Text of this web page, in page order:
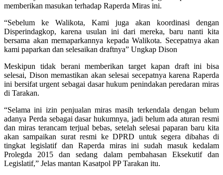
memberikan masukan terhadap Raperda Miras ini.
“Sebelum ke Walikota, Kami juga akan koordinasi dengan
Disperindagkop, karena usulan ini dari mereka, baru nanti kita
bersama akan memaparkannya kepada Walikota. Secepatnya akan
kami paparkan dan selesaikan draftnya” Ungkap Dison
Meskipun tidak berani memberikan target kapan draft ini bisa
selesai, Dison memastikan akan selesai secepatnya karena Raperda
ini bersifat urgent sebagai dasar hukum penindakan peredaran miras
di Tarakan.
“Selama ini izin penjualan miras masih terkendala dengan belum
adanya Perda sebagai dasar hukumnya, jadi belum ada aturan resmi
dan miras terancam terjual bebas, setelah selesai paparan baru kita
akan sampaikan surat resmi ke DPRD untuk segera dibahas di
tingkat legislatif dan Raperda miras ini sudah masuk kedalam
Prolegda 2015 dan sedang dalam pembahasan Eksekutif dan
Legislatif,” Jelas mantan Kasatpol PP Tarakan itu.